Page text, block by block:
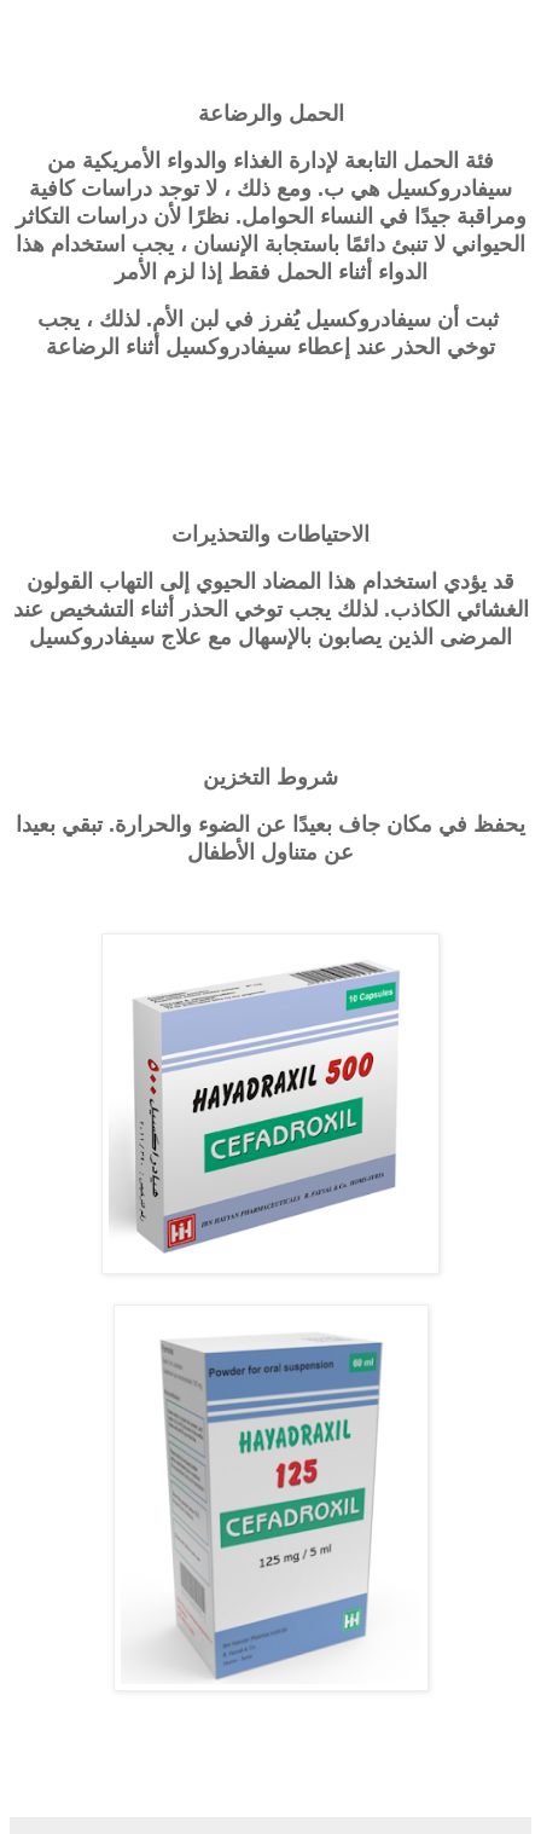
الحمل والرضاعة
فئة الحمل التابعة لإدارة الغذاء والدواء الأمريكية من
سيفادروكسيل هي ب. ومع ذلك ، لا توجد دراسات كافية
ومراقبة جيدًا في النساء الحوامل. نظرًا لأن دراسات التكاثر
الحيواني لا تنبئ دائمًا باستجابة الإنسان ، يجب استخدام هذا
الدواء أثناء الحمل فقط إذا لزم الأمر
ثبت أن سيفادروكسيل يُفرز في لبن الأم. لذلك ، يجب
توخي الحذر عند إعطاء سيفادروكسيل أثناء الرضاعة
الاحتياطات والتحذيرات
قد يؤدي استخدام هذا المضاد الحيوي إلى التهاب القولون
الغشائي الكاذب. لذلك يجب توخي الحذر أثناء التشخيص عند
المرضى الذين يصابون بالإسهال مع علاج سيفادروكسيل
شروط التخزين
يحفظ في مكان جاف بعيدًا عن الضوء والحرارة. تبقي بعيدا
عن متناول الأطفال